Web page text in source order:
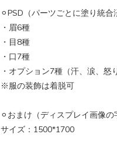
⚪︎PSD（パーツごとに塗り統
・眉6種
・目8種
・口7種
・オプション7種（汗、涙、怒
※服の装飾は着脱可
⚪︎おまけ（ディスプレイ画像
サイズ：1500*1700